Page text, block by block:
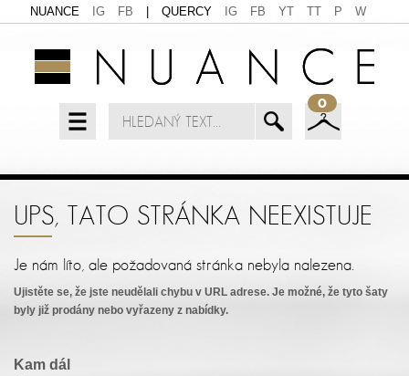
NUANCE IG FB QUERCY IG FB YT TT P W
0
UPS, TATO STRÁNKA NEEXISTUJE
Je nám líto, ale požadovaná stránka nebyla nalezena.
Ujistěte se, že jste neudělali chybu v URL adrese. Je možné, že tyto šaty
byly již prodány nebo vyřazeny z nabídky.
Kam dál